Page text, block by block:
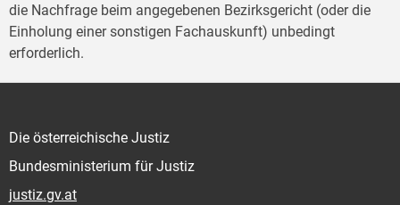
die Nachfrage beim angegebenen Bezirksgericht (oder die
Einholung einer sonstigen Fachauskunft) unbedingt
erforderlich.
Die österreichische Justiz
Bundesministerium für Justiz
justiz.gv.at